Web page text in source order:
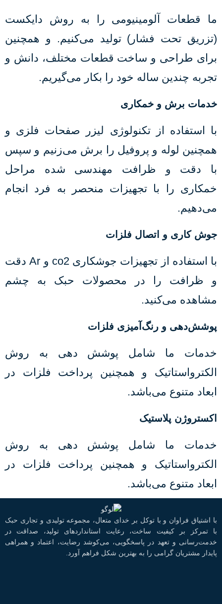
ما قطعات آلومینیومی را به روش دایکست
(تزریق تحت فشار) تولید می‌کنیم. و همچنین
برای طراحی و ساخت قطعات مختلف، دانش و
تجربه چندین ساله خود را بکار می‌گیریم.
خدمات برش و خمکاری
با استفاده از تکنولوژی لیزر صفحات فلزی و
همچنین لوله و پروفیل را برش می‌زنیم و سپس
با دقت و ظرافت مهندسی شده مراحل
خمکاری را با تجهیزات منحصر به فرد انجام
می‌دهیم.
جوش کاری و اتصال فلزات
با استفاده از تجهیزات جوشکاری co2 و Ar دقت
و ظرافت را در محصولات حبک به چشم
مشاهده می‌کنید.
پوشش‌دهی و رنگ‌آمیزی فلزات
خدمات ما شامل پوشش دهی به روش
الکترواستاتیک و همچنین پرداخت فلزات در
ابعاد متنوع می‌باشد.
اکستروژن پلاستیک
خدمات ما شامل پوشش دهی به روش
الکترواستاتیک و همچنین پرداخت فلزات در
ابعاد متنوع می‌باشد.
با اشتیاق فراوان و با توکل بر خدای متعال، مجموعه تولیدی و تجاری حبک
با تمرکز بر کیفیت ساخت، رعایت استانداردهای تولید، صداقت در
خدمت‌رسانی و تعهد در پاسخگویی، می‌کوشد رضایت، اعتماد و همراهی
پایدار مشتریان گرامی را به بهترین شکل فراهم آورد.